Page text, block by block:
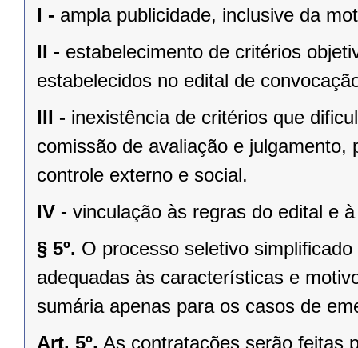
I - ampla publicidade, inclusive da
II - estabelecimento de critérios
estabelecidos no edital de
III - inexistência de critérios que
comissão de avaliação e
controle externo e social.
IV - vinculação às regras do edital e
§ 5º. O processo seletivo
adequadas às características e
sumária apenas para os casos de
Art. 5º. As contratações serão feitas